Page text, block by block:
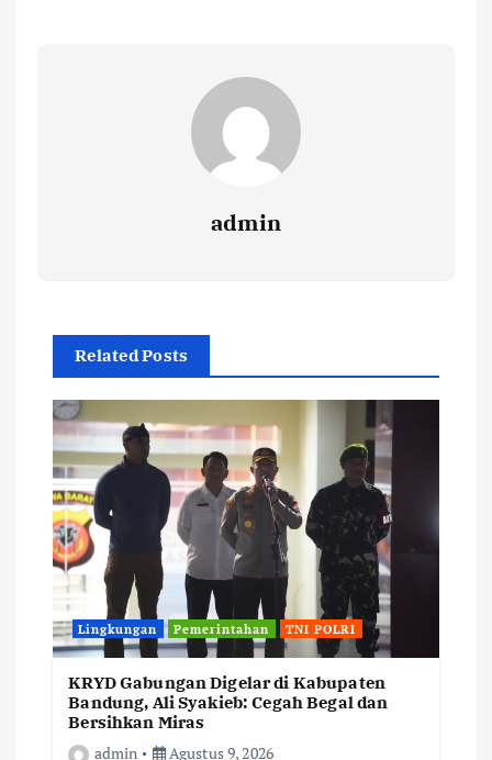
admin
Related Posts
Lingkungan Pemerintahan TNI POLRI
KRYD Gabungan Digelar di Kabupaten
Bandung, Ali Syakieb: Cegah Begal dan
Bersihkan Miras
admin
Agustus 9, 2026